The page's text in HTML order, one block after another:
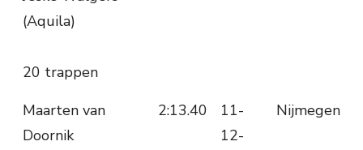
(Aquila)
20 trappen
Maarten van
Doornik
2:13.40
11-
12-
Nijmegen